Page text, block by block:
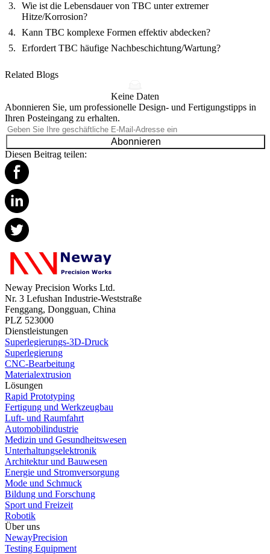
Wie ist die Lebensdauer von TBC unter extremer
Hitze/Korrosion?
Kann TBC komplexe Formen effektiv abdecken?
Erfordert TBC häufige Nachbeschichtung/Wartung?
Related Blogs
Keine Daten
Abonnieren Sie, um professionelle Design- und Fertigungstipps in
Ihren Posteingang zu erhalten.
Abonnieren
Diesen Beitrag teilen:
Neway Precision Works Ltd.
Nr. 3 Lefushan Industrie-Weststraße
Fenggang, Dongguan, China
PLZ 523000
Dienstleistungen
Superlegierungs-3D-Druck
Superlegierung
CNC-Bearbeitung
Materialextrusion
Lösungen
Rapid Prototyping
Fertigung und Werkzeugbau
Luft- und Raumfahrt
Automobilindustrie
Medizin und Gesundheitswesen
Unterhaltungselektronik
Architektur und Bauwesen
Energie und Stromversorgung
Mode und Schmuck
Bildung und Forschung
Sport und Freizeit
Robotik
Über uns
NewayPrecision
Testing Equipment